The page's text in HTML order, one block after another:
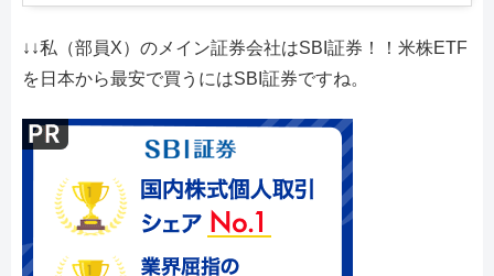
↓↓私（部員X）のメイン証券会社はSBI証券！！米株ETF
を日本から最安で買うにはSBI証券ですね。